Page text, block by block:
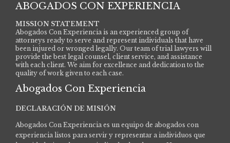
ABOGADOS CON EXPERIENCIA
MISSION STATEMENT
Abogados Con Experiencia is an experienced group of
attorneys ready to serve and represent individuals that have
been injured or wronged legally. Our team of trial lawyers will
provide the best legal counsel, client service, and assistance
with each client. We aim for excellence and dedication to the
quality of work given to each case.
Abogados Con Experiencia
DECLARACIÓN DE MISIÓN
Abogados Con Experiencia es un equipo de abogados con
experiencia listos para servir y representar a individuos que